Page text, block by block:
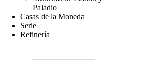
Paladio
Casas de la Moneda
Serie
Refinería